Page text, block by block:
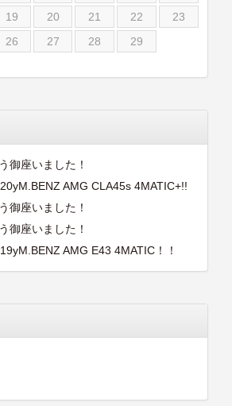
19 20 21 22
23
26 27 28
29
御座いました！
AMG CLA45s 4MATIC+!!
御座いました！
御座いました！
AMG E43 4MATIC！！